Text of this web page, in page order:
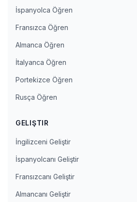
İspanyolca Öğren
Fransızca Öğren
Almanca Öğren
İtalyanca Öğren
Portekizce Öğren
Rusça Öğren
GELIŞTIR
İngilizceni Geliştir
İspanyolcanı Geliştir
Fransızcanı Geliştir
Almancanı Geliştir